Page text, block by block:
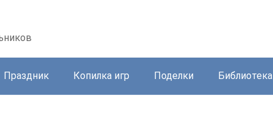
Праздник Копилка игр Поделки Библиотека